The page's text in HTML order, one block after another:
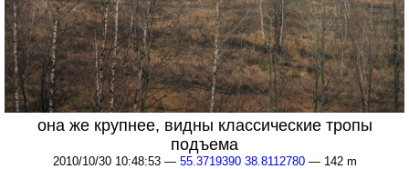
она же крупнее, видны классические тропы
подъема
2010/10/30 10:48:53 — 55.3719390 38.8112780— 142 m